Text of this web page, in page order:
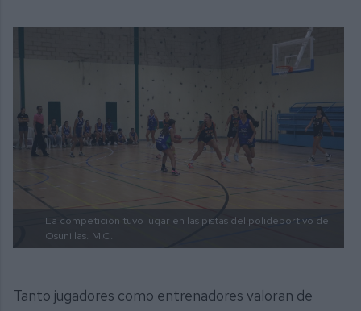
La competición tuvo lugar en las pistas del polideportivo de
Osunillas. M.C.
Tanto jugadores como entrenadores valoran de